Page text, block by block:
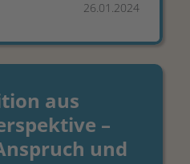
26.01.2024
aus
–
und